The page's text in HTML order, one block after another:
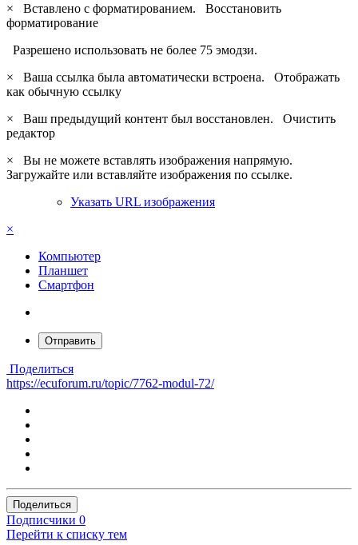
×
Вставлено с форматированием. Восстановить
форматирование
Разрешено использовать не более 75 эмодзи.
×
Ваша ссылка была автоматически встроена. Отображать
как обычную ссылку
×
Ваш предыдущий контент был восстановлен. Очистить
редактор
×
Вы не можете вставлять изображения напрямую.
Загружайте или вставляйте изображения по ссылке.
Указать URL изображения
×
Компьютер
Планшет
Смартфон
Отправить
Поделиться
https://ecuforum.ru/topic/7762-modul-72/
Поделиться
Подписчики 0
Перейти к списку тем